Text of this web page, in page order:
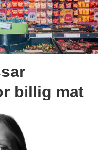
billig mat